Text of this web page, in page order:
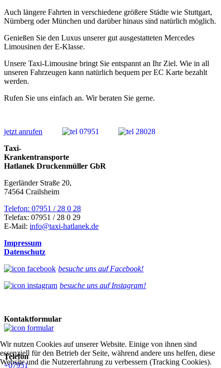
Auch längere Fahrten in verschiedene größere Städte wie Stuttgart,
Nürnberg oder München und darüber hinaus sind natürlich möglich.
Genießen Sie den Luxus unserer gut ausgestatteten Mercedes
Limousinen der E-Klasse.
Unsere Taxi-Limousine bringt Sie entspannt an Ihr Ziel. Wie in all
unseren Fahrzeugen kann natürlich bequem per EC Karte bezahlt
werden.
Rufen Sie uns einfach an. Wir beraten Sie gerne.
jetzt anrufen
Taxi-
Krankentransporte
Hatlanek Druckenmüller GbR
Egerländer Straße 20,
74564 Crailsheim
Telefon: 07951 / 28 0 28
Telefax: 07951 / 28 0 29
E-Mail: info@taxi-hatlanek.de
Impressum
Datenschutz
besuche uns auf Facebook!
besuche uns auf Instagram!
Kontaktformular
Telefon
+07951
Wir nutzen Cookies auf unserer Website. Einige von ihnen sind
essenziell für den Betrieb der Seite, während andere uns helfen, diese
Website und die Nutzererfahrung zu verbessern (Tracking Cookies).